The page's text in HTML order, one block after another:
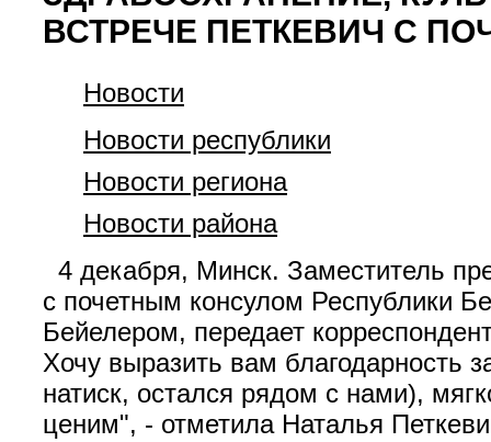
ВСТРЕЧЕ ПЕТКЕВИЧ С
Новости
Новости республики
Новости региона
Новости района
4 декабря, Минск. Заместитель
с почетным консулом Республики
Бейелером, передает
Хочу выразить вам благодарность
натиск, остался рядом с нами),
ценим", - отметила Наталья